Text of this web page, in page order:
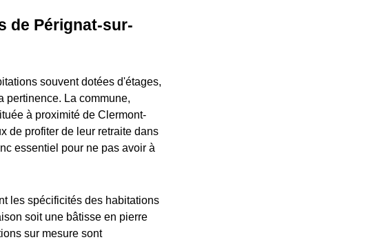
de Pérignat-sur-
souvent dotées d'étages,
pertinence. La commune,
à proximité de Clermont-
de profiter de leur retraite dans
essentiel pour ne pas avoir à
les spécificités des habitations
soit une bâtisse en pierre
sur mesure sont